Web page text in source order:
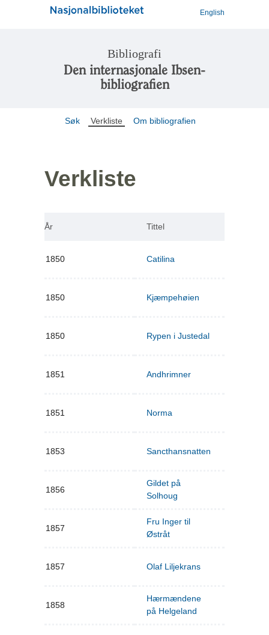
English
Bibliografi
Den internasjonale Ibsen-
bibliografien
Søk Verkliste Om bibliografien
Verkliste
År Tittel
1850 Catilina
1850 Kjæmpehøien
1850 Rypen i Justedal
1851 Andhrimner
1851 Norma
1853 Sancthansnatten
1856
Gildet på
Solhoug
1857
Fru Inger til
Østråt
1857 Olaf Liljekrans
1858
Hærmændene
på Helgeland